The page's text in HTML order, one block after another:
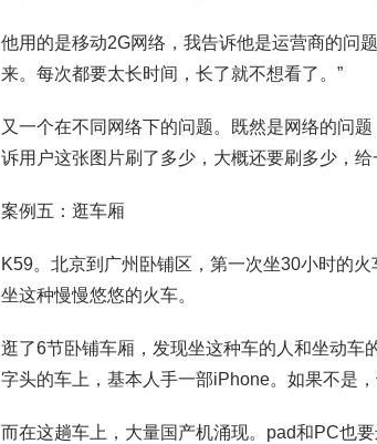
他用的是移动2G网络，我告诉他是运营商的问
来。每次都要太长时间，长了就不想看了。”
又一个在不同网络下的问题。既然是网络的问
诉用户这张图片刷了多少，大概还要刷多少，给
案例五：逛车厢
K59。北京到广州卧铺区，第一次坐30小时的
坐这种慢慢悠悠的火车。
逛了6节卧铺车厢，发现坐这种车的人和坐动
字头的车上，基本人手一部iPhone。如果不是，
而在这趟车上，大量国产机涌现。pad和PC也要